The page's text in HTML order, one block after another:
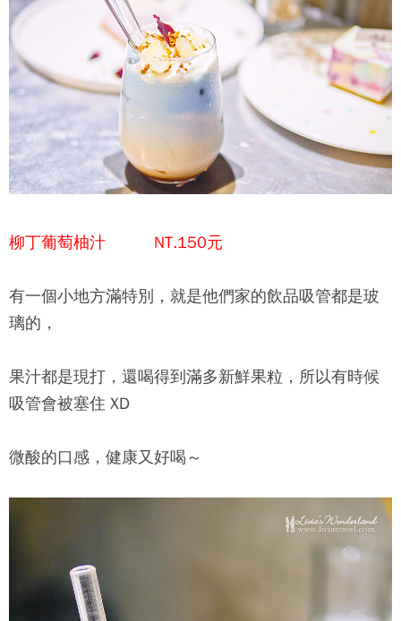
柳丁葡萄柚汁 NT.150元
有一個小地方滿特別，就是他們家的飲品吸管都是玻
璃的，
果汁都是現打，還喝得到滿多新鮮果粒，所以有時候
吸管會被塞住 XD
微酸的口感，健康又好喝～